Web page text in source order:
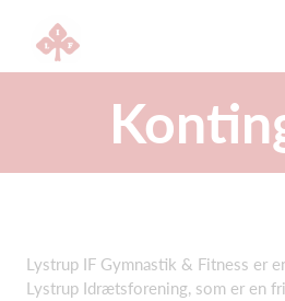
Lystrup IF Gymnastik & Fitness er
Lystrup Idrætsforening, som er en